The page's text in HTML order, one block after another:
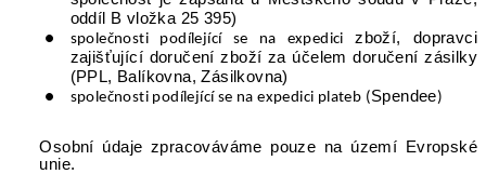
oddíl B vložka 25 395)
společnosti podílející se na expedicizboží, dopravci
zajišťující doručení zboží za účelem doručení zásilky
(PPL, Balíkovna, Zásilkovna)
společnosti podílející se na expedici plateb (Spendee)
Osobní údaje zpracováváme pouze na území Evropské
unie.